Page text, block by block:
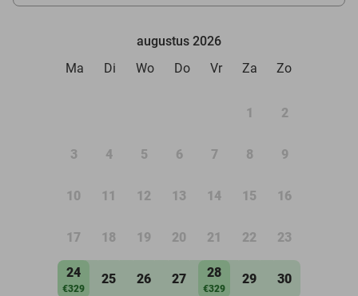
augustus 2026
Ma
Di Wo Do Vr Za Zo
1 2
3 4 5 6 7 8 9
10 11 12 13 14 15 16
17 18 19 20 21 22 23
24
€329
25 26 27 28
€329
29 30